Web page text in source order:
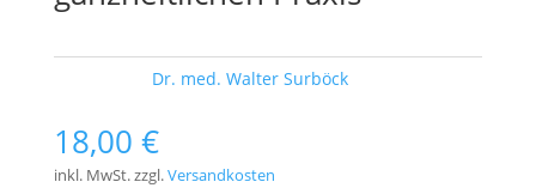
Dr. med. Walter Surböck
18,00 €
inkl. MwSt.zzgl.Versandkosten